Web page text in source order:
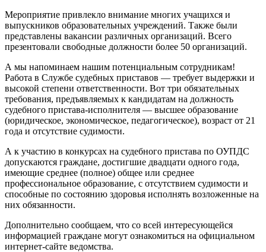
Мероприятие привлекло внимание многих учащихся и
выпускников образовательных учреждений. Также были
представлены вакансии различных организаций. Всего
презентовали свободные должности более 50 организаций.
А мы напоминаем нашим потенциальным сотрудникам!
Работа в Службе судебных приставов — требует выдержки и
высокой степени ответственности. Вот три обязательных
требования, предъявляемых к кандидатам на должность
судебного пристава-исполнителя — высшее образование
(юридическое, экономическое, педагогическое), возраст от 21
года и отсутствие судимости.
А к участию в конкурсах на судебного пристава по ОУПДС
допускаются граждане, достигшие двадцати одного года,
имеющие среднее (полное) общее или среднее
профессиональное образование, с отсутствием судимости и
способные по состоянию здоровья исполнять возложенные на
них обязанности.
Дополнительно сообщаем, что со всей интересующейся
информацией граждане могут ознакомиться на официальном
интернет-сайте ведомства.